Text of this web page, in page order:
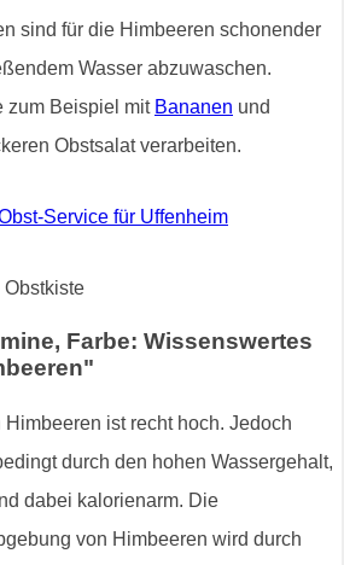
sind für die Himbeeren schonender
Wasser abzuwaschen.
zum Beispiel mit Bananen und
Obstsalat verarbeiten.
Service für Uffenheim
Farbe: Wissenswertes
ist recht hoch. Jedoch
durch den hohen Wassergehalt,
dabei kalorienarm. Die
von Himbeeren wird durch